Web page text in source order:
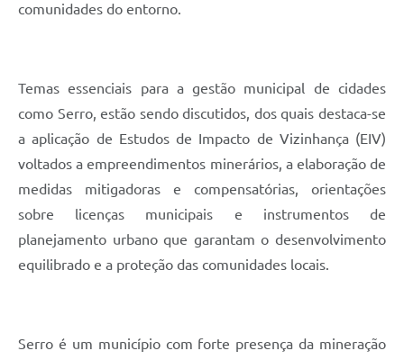
Galeria de Vídeos
Diário Oficial
Contratos, Convênios e Publicações MROSC
Ouvidoria Municipal
Notícias
Radar da Transparência Pública
comunidades do entorno.
Temas essenciais para a gestão municipal de cidades
como Serro, estão sendo discutidos, dos quais destaca-se
a aplicação de Estudos de Impacto de Vizinhança (EIV)
voltados a empreendimentos minerários, a elaboração de
medidas mitigadoras e compensatórias, orientações
sobre licenças municipais e instrumentos de
planejamento urbano que garantam o desenvolvimento
equilibrado e a proteção das comunidades locais.
Serro é um município com forte presença da mineração